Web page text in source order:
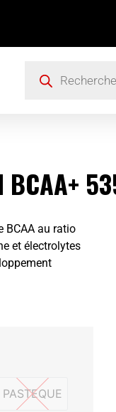
BCAA+
BCAA au ratio
et électrolytes
RAISIN
PASTEQUE
PASTEQUE